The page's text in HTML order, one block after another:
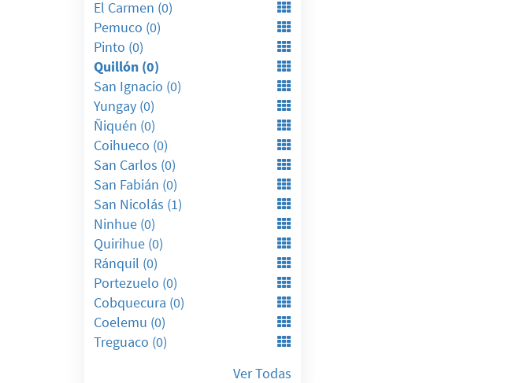
El Carmen (0)
Pemuco (0)
Pinto (0)
Quillón (0)
San Ignacio (0)
Yungay (0)
Ñiquén (0)
Coihueco (0)
San Carlos (0)
San Fabián (0)
San Nicolás (1)
Ninhue (0)
Quirihue (0)
Ránquil (0)
Portezuelo (0)
Cobquecura (0)
Coelemu (0)
Treguaco (0)
Ver Todas